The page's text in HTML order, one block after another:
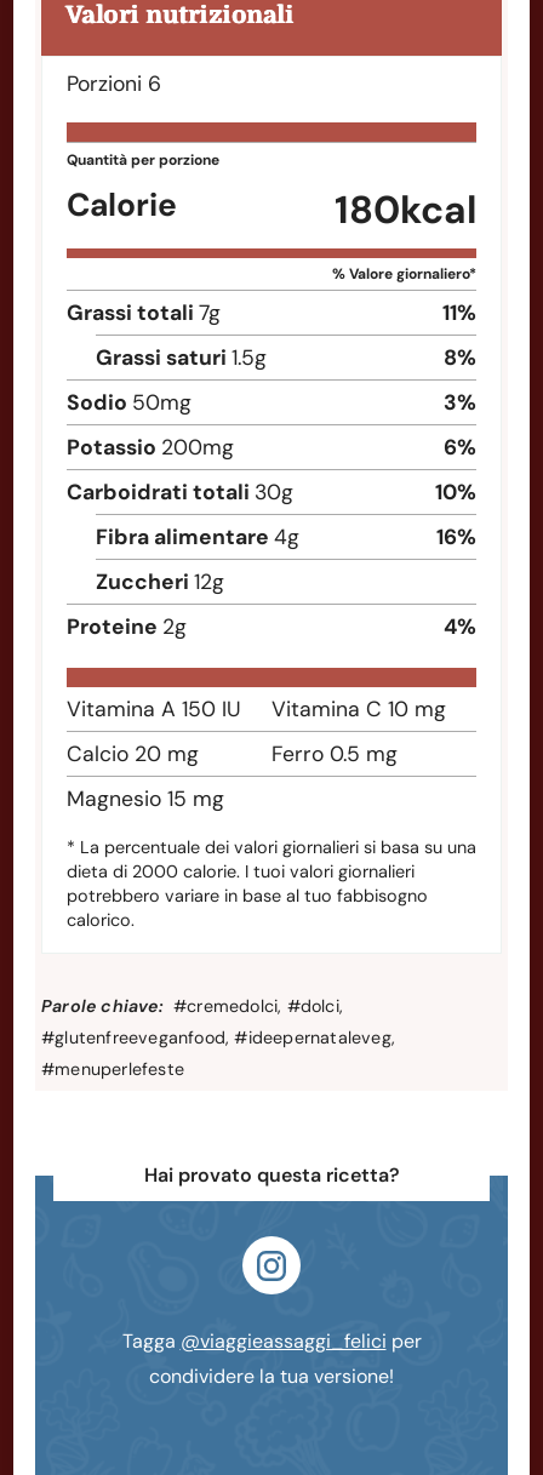
Valori nutrizionali
Porzioni 6
Quantità per porzione
Calorie 180kcal
% Valore giornaliero*
Grassi totali 7g 11%
Grassi saturi 1.5g 8%
Sodio 50mg 3%
Potassio 200mg 6%
Carboidrati totali 30g 10%
Fibra alimentare 4g 16%
Zuccheri 12g
Proteine 2g 4%
Vitamina A 150 IU Vitamina C 10 mg
Calcio 20 mg Ferro 0.5 mg
Magnesio 15 mg
* La percentuale dei valori giornalieri si basa su una
dieta di 2000 calorie. I tuoi valori giornalieri
potrebbero variare in base al tuo fabbisogno
calorico.
Parole chiave: #cremedolci, #dolci,
#glutenfreeveganfood, #ideepernataleveg,
#menuperlefeste
Hai provato questa ricetta?
Tagga @viaggieassaggi_felici per
condividere la tua versione!